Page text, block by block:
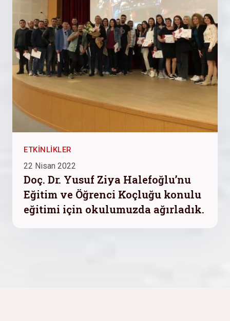
ETKINLIKLER
22 Nisan 2022
Doç. Dr. Yusuf Ziya Halefoğlu’nu
Eğitim ve Öğrenci Koçluğu konulu
eğitimi için okulumuzda ağırladık.